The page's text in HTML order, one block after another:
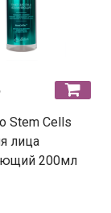
Stem Cells
лица
200мл